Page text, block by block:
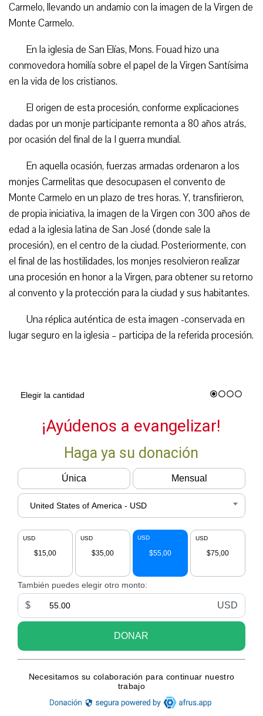
Carmelo, llevando un andamio con la imagen de la Virgen de
Monte Carmelo.
En la iglesia de San Elías, Mons. Fouad hizo una
conmovedora homilía sobre el papel de la Virgen Santísima
en la vida de los cristianos.
El origen de esta procesión, conforme explicaciones
dadas por un monje participante remonta a 80 años atrás,
por ocasión del final de la I guerra mundial.
En aquella ocasión, fuerzas armadas ordenaron a los
monjes Carmelitas que desocupasen el convento de
Monte Carmelo en un plazo de tres horas. Y, transfirieron,
de propia iniciativa, la imagen de la Virgen con 300 años de
edad a la iglesia latina de San José (donde sale la
procesión), en el centro de la ciudad. Posteriormente, con
el final de las hostilidades, los monjes resolvieron realizar
una procesión en honor a la Virgen, para obtener su retorno
al convento y la protección para la ciudad y sus habitantes.
Una réplica auténtica de esta imagen -conservada en
lugar seguro en la iglesia – participa de la referida procesión.